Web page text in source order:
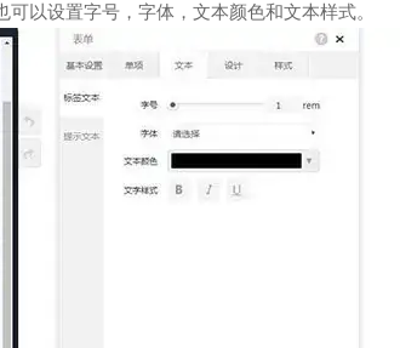
以设置字号，字体，文本颜色和文本样式。